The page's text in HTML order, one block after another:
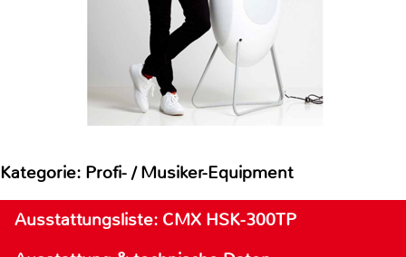
Kategorie: Profi- / Musiker-Equipment
Ausstattungsliste: CMX HSK-300TP